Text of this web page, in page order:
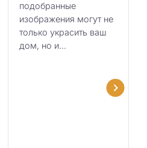
подобранные
изображения могут не
только украсить ваш
дом, но и...